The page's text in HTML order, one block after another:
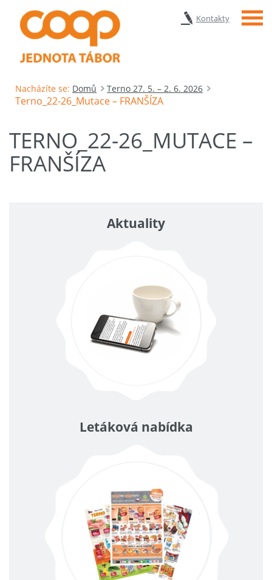
Kontakty Menu
Nacházíte se: Domů Terno 27. 5. – 2. 6. 2026
Terno_22-26_Mutace – FRANŠÍZA
TERNO_22-26_MUTACE –
FRANŠÍZA
Aktuality
Letáková nabídka